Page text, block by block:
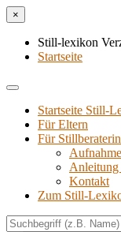
×
Still-lexikon
Startseite
Startseite Still-
Für Eltern
Für
Anlei­tung
Kon­takt
Zum Still-